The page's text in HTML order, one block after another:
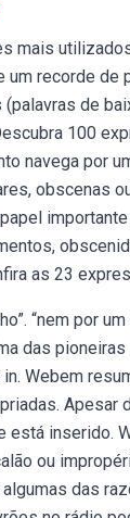
mais
recorde de
de
100
navega por
obscenas
as 23
“nem por
das
Webem
Apesar
está inserido.
ou
das